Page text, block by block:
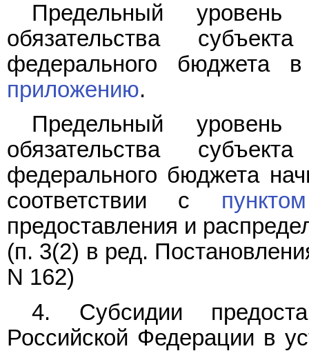
Предельный уровень
обязательства
федерального бюджета
приложению.
Предельный уровень
обязательства
федерального бюджета
соответствии с
предоставления и
(п. 3(2) в ред.
N 162)
4. Субсидии
Российской Федерации в